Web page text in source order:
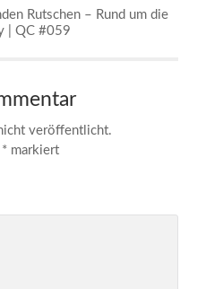
Rutschen – Rund um die
| QC #059
veröffentlicht.
* markiert